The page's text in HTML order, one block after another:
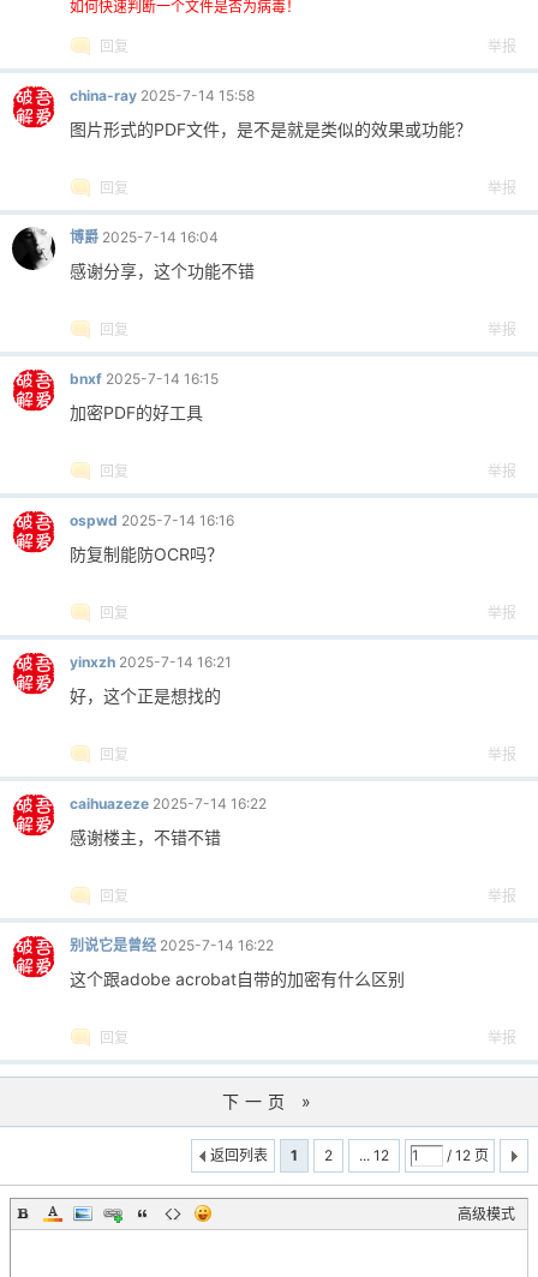
如何快速判断一个文件是否为病毒！
回复 举报
china-ray 2025-7-14 15:58
图片形式的PDF文件，是不是就是类似的效果或功能？
回复 举报
博爵 2025-7-14 16:04
感谢分享，这个功能不错
回复 举报
bnxf 2025-7-14 16:15
加密PDF的好工具
回复 举报
ospwd 2025-7-14 16:16
防复制能防OCR吗？
回复 举报
yinxzh 2025-7-14 16:21
好，这个正是想找的
回复 举报
caihuazeze 2025-7-14 16:22
感谢楼主，不错不错
回复 举报
别说它是曾经 2025-7-14 16:22
这个跟adobe acrobat自带的加密有什么区别
回复 举报
下一页 »
1 2 ... 12 / 12 页
返回列表
高级模式